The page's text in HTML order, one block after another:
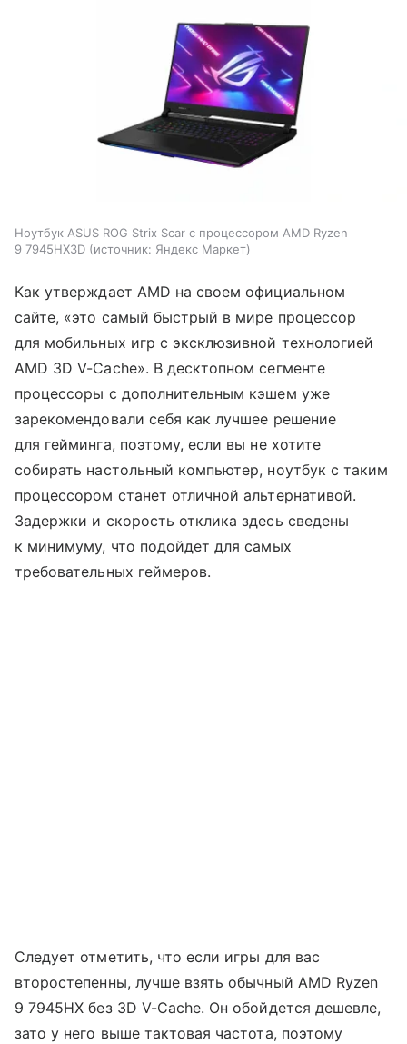
Ноутбук ASUS ROG Strix Scar с процессором AMD Ryzen
9 7945HX3D
источник: Яндекс Маркет
Как утверждает AMD на своем официальном
сайте, «это самый быстрый в мире процессор
для мобильных игр с эксклюзивной технологией
AMD 3D V-Cache». В десктопном сегменте
процессоры с дополнительным кэшем уже
зарекомендовали себя как лучшее решение
для гейминга, поэтому, если вы не хотите
собирать настольный компьютер, ноутбук с таким
процессором станет отличной альтернативой.
Задержки и скорость отклика здесь сведены
к минимуму, что подойдет для самых
требовательных геймеров.
Следует отметить, что если игры для вас
второстепенны, лучше взять обычный AMD Ryzen
9 7945HX без 3D V-Cache. Он обойдется дешевле,
зато у него выше тактовая частота, поэтому